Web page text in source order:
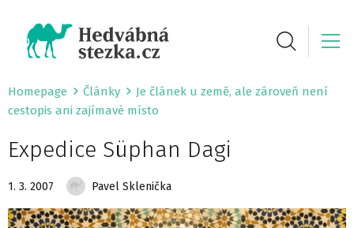
Homepage Články
Je článek u země, ale zároveň není
cestopis ani zajímavé místo
Expedice Süphan Dagi
1. 3. 2007 Pavel Sklenička